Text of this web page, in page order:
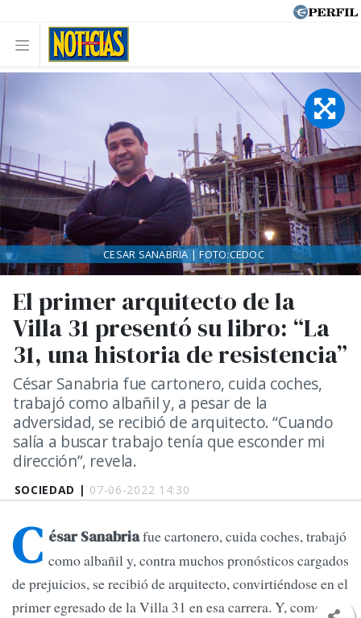
SOCIEDAD | 07-06-2022 14:30
El primer arquitecto de la
Villa 31 presentó su libro: “La
31, una historia de resistencia”
César Sanabria fue cartonero, cuida coches,
trabajó como albañil y, a pesar de la
adversidad, se recibió de arquitecto. “Cuando
salía a buscar trabajo tenía que esconder mi
dirección”, revela.
CESAR SANABRIA | FOTO:CEDOC
C ésar Sanabriafue cartonero, cuida coches, trabajó
como albañil y, contra muchos pronósticos cargados
de prejuicios, se recibió de arquitecto, convirtiéndose en el
primer egresado de la Villa 31 en esa carrera. Y, como si